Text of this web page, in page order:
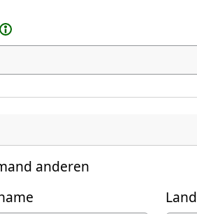
anderen
Land